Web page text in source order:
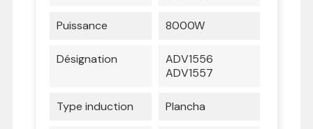
Puissance 8000W
Désignation
ADV1556
ADV1557
Type induction Plancha